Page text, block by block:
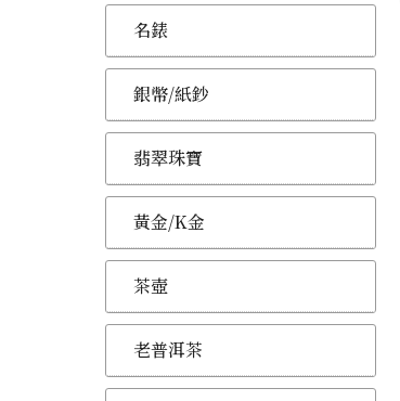
名錶
銀幣/紙鈔
翡翠珠寶
黃金/K金
茶壺
老普洱茶